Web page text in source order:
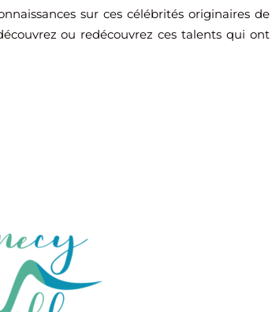
sur ces célébrités originaires de
ou redécouvrez ces talents qui ont